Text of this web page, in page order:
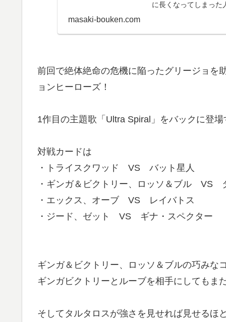
に長くなってしまった
masaki-bouken.com
前回で絶体絶命の危機に陥ったグリージョを
ョンヒーローズ！
1作目の主題歌「Ultra Spiral」をバックに登
対戦カードは
・トライスクワッド VS バット星人
・ギンガ＆ビクトリー、ロッソ＆ブル VS
・エックス、オーブ VS レイバトス
・ジード、ゼット VS ギナ・スペクター
ギンガ＆ビクトリー、ロッソ＆ブルの巧みな
ギンガビクトリーとルーブを相手にしてもま
そしてタルタロスが強さを見せれば見せるほ